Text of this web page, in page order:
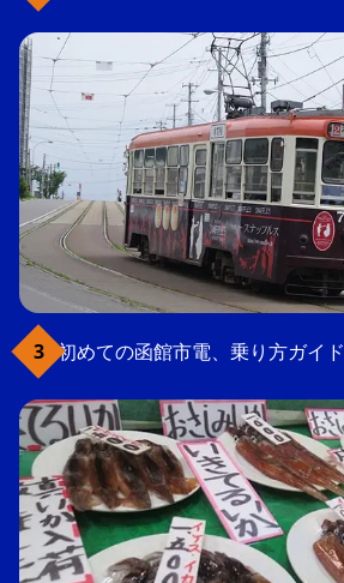
初めての函館市電、乗り方ガイド